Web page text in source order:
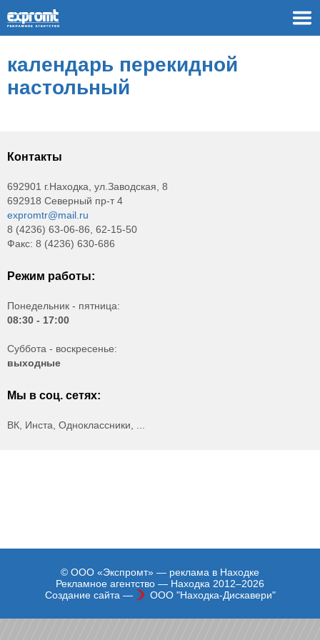
календарь перекидной
настольный
Контакты
692901 г.Находка, ул.Заводская, 8
692918 Северный пр-т 4
expromtr@mail.ru
8 (4236) 63-06-86, 62-15-50
Факс: 8 (4236) 630-686
Режим работы:
Понедельник - пятница:
08:30 - 17:00
Суббота - воскресенье:
выходные
Мы в соц. сетях:
ВК, Инста, Одноклассники, ...
© ООО «Экспромт» — реклама в Находке
Рекламное агентство — Находка 2012–2026
Создание сайта —
ООО "Находка-Дискавери"